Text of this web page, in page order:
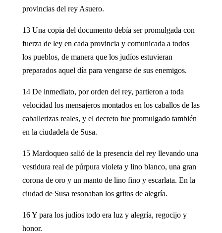
provincias del rey Asuero.
13 Una copia del documento debía ser promulgada con
fuerza de ley en cada provincia y comunicada a todos
los pueblos, de manera que los judíos estuvieran
preparados aquel día para vengarse de sus enemigos.
14 De inmediato, por orden del rey, partieron a toda
velocidad los mensajeros montados en los caballos de las
caballerizas reales, y el decreto fue promulgado también
en la ciudadela de Susa.
15 Mardoqueo salió de la presencia del rey llevando una
vestidura real de púrpura violeta y lino blanco, una gran
corona de oro y un manto de lino fino y escarlata. En la
ciudad de Susa resonaban los gritos de alegría.
16 Y para los judíos todo era luz y alegría, regocijo y
honor.